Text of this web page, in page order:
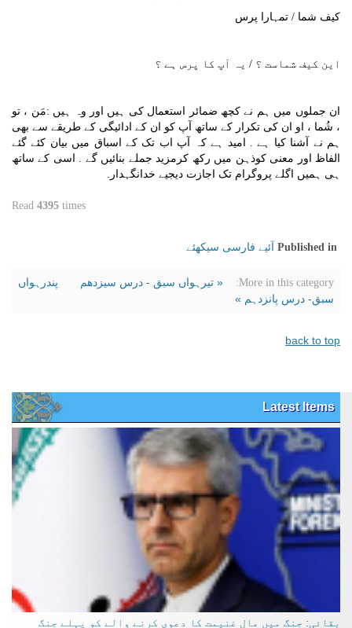
کیف شما / تمہارا پرس
این کیف شماست ؟ / یہ آپ کا پرس ہے ؟
ان جملوں میں ہم نے کچھ ضمائر استعمال کی ہیں اور وہ ہیں :مَن ، تو
، شُما ، او ان کی تکرار کے ساتھ آپ کو ان کے ادائیگی کے طریقے سے بھی
ہم نے آشنا کیا ہے . امید ہے کہ آپ اب تک کے اسباق میں بیان کئے گئے
الفاظ اور معنی کوذہن میں رکھ کرمزید جملے بنائیں گے . اسی کے ساتھ
ہی ہمیں اگلے پروگرام تک اجازت دیجیے خدانگہدار.
Read 4395 times
Published in آئیے فارسی سیکھئے
More in this category: « تیرہواں سبق - درس سیزدھم
پندرہواں
سبق- درس پانزدہم »
back to top
Latest Items
بقائی: جنگ میں مال غنیمت کا دعوی کرنے والے کو پہلے جنگ